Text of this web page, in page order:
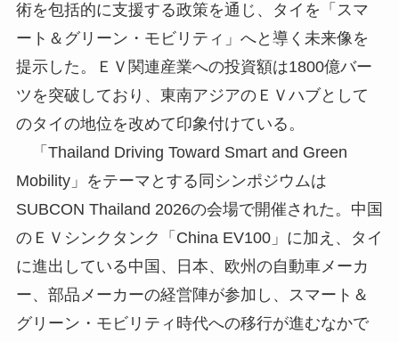
術を包括的に支援する政策を通じ、タイを「スマ
ート＆グリーン・モビリティ」へと導く未来像を
提示した。ＥＶ関連産業への投資額は1800億バー
ツを突破しており、東南アジアのＥＶハブとして
のタイの地位を改めて印象付けている。
「Thailand Driving Toward Smart and Green
Mobility」をテーマとする同シンポジウムは
SUBCON Thailand 2026の会場で開催された。中国
のＥＶシンクタンク「China EV100」に加え、タイ
に進出している中国、日本、欧州の自動車メーカ
ー、部品メーカーの経営陣が参加し、スマート＆
グリーン・モビリティ時代への移行が進むなかで